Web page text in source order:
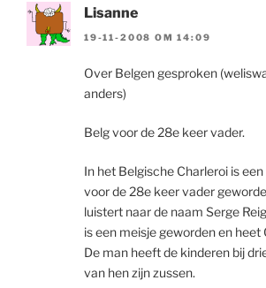
Lisanne
19-11-2008 OM 14:09
Over Belgen gesproken
anders)
Belg voor de 28e keer vader.
In het Belgische Charleroi is
voor de 28e keer vader
luistert naar de naam Serge
is een meisje geworden en heet
De man heeft de kinderen bij
van hen zijn zussen.